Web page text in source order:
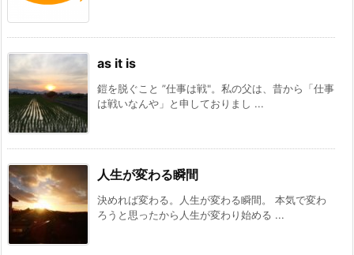
as it is
鎧を脱ぐこと ”仕事は戦"。私の父は、昔から「仕事
は戦いなんや」と申しておりまし ...
人生が変わる瞬間
決めれば変わる。人生が変わる瞬間。 本気で変わ
ろうと思ったから人生が変わり始める ...